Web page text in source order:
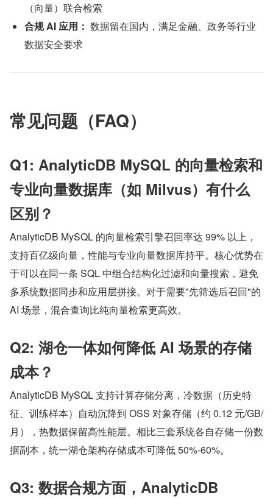
（向量）联合检索
合规 AI 应用： 数据留在国内，满足金融、政务等行业
数据安全要求
常见问题（FAQ）
Q1: AnalyticDB MySQL 的向量检索和
专业向量数据库（如 Milvus）有什么
区别？
AnalyticDB MySQL 的向量检索引擎召回率达 99% 以上，
支持百亿级向量，性能与专业向量数据库持平。核心优势在
于可以在同一条 SQL 中组合结构化过滤和向量搜索，避免
多系统数据同步和应用层拼接。对于需要"先筛选后召回"的
AI 场景，混合查询比纯向量检索更高效。
Q2: 湖仓一体如何降低 AI 场景的存储
成本？
AnalyticDB MySQL 支持计算存储分离，冷数据（历史特
征、训练样本）自动沉降到 OSS 对象存储（约 0.12 元/GB/
月），热数据保留高性能层。相比三套系统各自存储一份数
据副本，统一湖仓架构存储成本可降低 50%-60%。
Q3: 数据合规方面，AnalyticDB